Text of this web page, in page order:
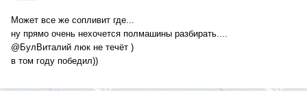
Может все же сопливит где...
ну прямо очень нехочется полмашины разбирать....
@БулВиталий люк не течёт )
в том году победил))